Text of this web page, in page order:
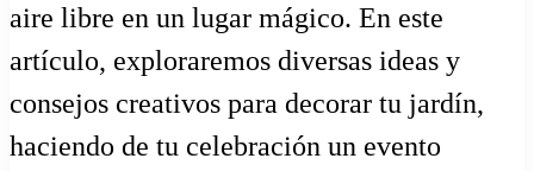
aire libre en un lugar mágico. En este
artículo, exploraremos diversas ideas y
consejos creativos para decorar tu jardín,
haciendo de tu celebración un evento